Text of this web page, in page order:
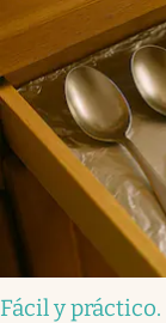
Fácil y práctico.